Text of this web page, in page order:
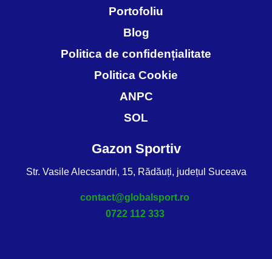
Portofoliu
Blog
Politica de confidențialitate
Politica Cookie
ANPC
SOL
Gazon Sportiv
Str. Vasile Alecsandri, 15, Rădăuți, județul Suceava
contact@globalsport.ro
0722 112 333